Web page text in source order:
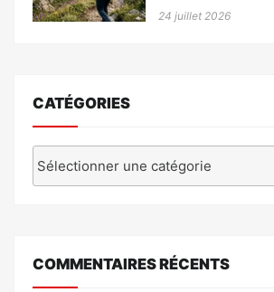
24 juillet 2026
CATÉGORIES
COMMENTAIRES RÉCENTS